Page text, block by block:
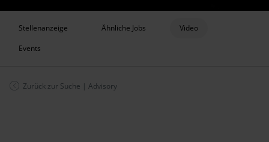
Stellenanzeige Ähnliche Jobs
Video
Events
Zurück zur Suche | Advisory